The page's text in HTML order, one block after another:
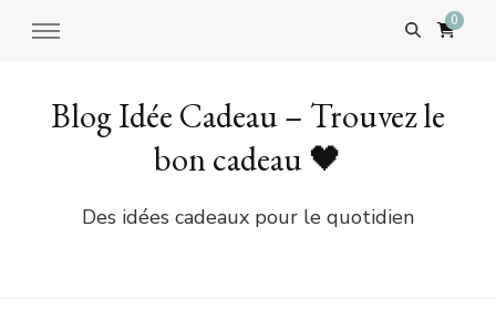
0
Blog Idée Cadeau – Trouvez le
bon cadeau 🖤
Des idées cadeaux pour le quotidien